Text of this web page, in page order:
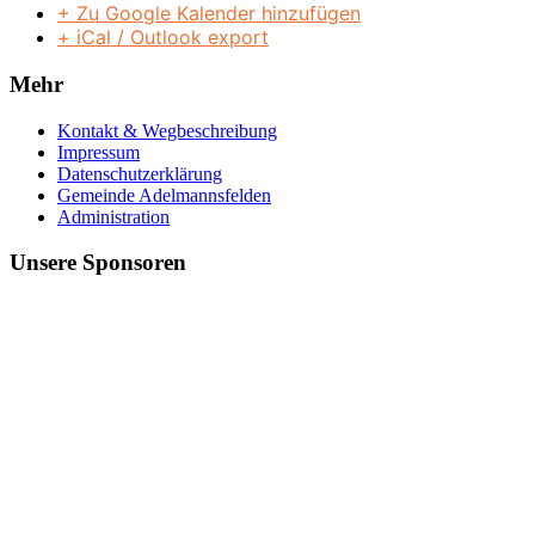
+ Zu Google Kalender hinzufügen
+ iCal / Outlook export
Mehr
Kontakt & Wegbeschreibung
Impressum
Datenschutzerklärung
Gemeinde Adelmannsfelden
Administration
Unsere Sponsoren